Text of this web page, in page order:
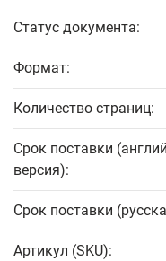
Статус документа:
Формат:
Количество страниц:
Срок поставки
версия):
Срок поставки
Артикул (SKU):